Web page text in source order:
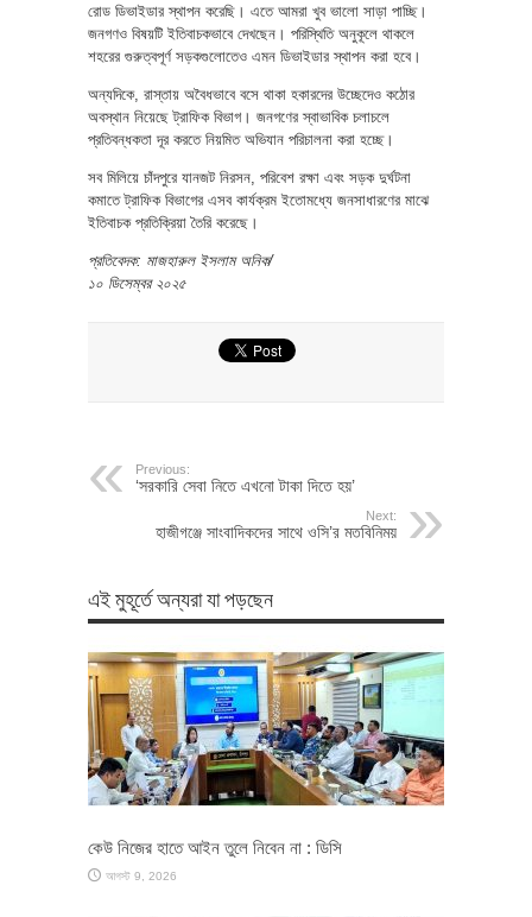
রোড ডিভাইডার স্থাপন করেছি। এতে আমরা খুব ভালো সাড়া পাচ্ছি।
জনগণও বিষয়টি ইতিবাচকভাবে দেখছেন। পরিস্থিতি অনুকূলে থাকলে
শহরের গুরুত্বপূর্ণ সড়কগুলোতেও এমন ডিভাইডার স্থাপন করা হবে।
অন্যদিকে, রাস্তায় অবৈধভাবে বসে থাকা হকারদের উচ্ছেদেও কঠোর
অবস্থান নিয়েছে ট্রাফিক বিভাগ। জনগণের স্বাভাবিক চলাচলে
প্রতিবন্ধকতা দূর করতে নিয়মিত অভিযান পরিচালনা করা হচ্ছে।
সব মিলিয়ে চাঁদপুরে যানজট নিরসন, পরিবেশ রক্ষা এবং সড়ক দুর্ঘটনা
কমাতে ট্রাফিক বিভাগের এসব কার্যক্রম ইতোমধ্যে জনসাধারণের মাঝে
ইতিবাচক প্রতিক্রিয়া তৈরি করেছে।
প্রতিবেদক: মাজহারুল ইসলাম অনিক/
১০ ডিসেম্বর ২০২৫
Previous:
‘সরকারি সেবা নিতে এখনো টাকা দিতে হয়’
Next:
হাজীগঞ্জে সাংবাদিকদের সাথে ওসি’র মতবিনিময়
এই মুহূর্তে অন্যরা যা পড়ছেন
কেউ নিজের হাতে আইন তুলে নিবেন না : ডিসি
আগস্ট 9, 2026